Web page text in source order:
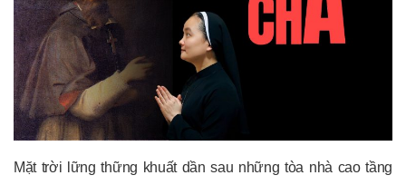
Mặt trời lững thững khuất dần sau những tòa nhà cao tầng